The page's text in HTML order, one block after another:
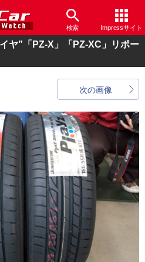
検索 Impressサイト
ヤ”「PZ-X」「PZ-XC」リポー
次の画像